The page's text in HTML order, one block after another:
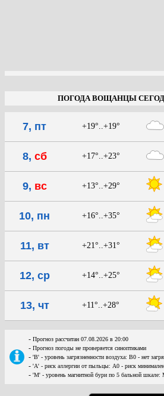
ПОГОДА ВОЩАНЦЫ
7, пт +19°..+19°
8, сб +17°..+23°
9, вс +13°..+29°
10, пн +16°..+35°
11, вт +21°..+31°
12, ср +14°..+25°
13, чт +11°..+28°
- Прогноз рассчитан 07.08.2026 в 20:00
- Прогноз погоды не проверяется синоптиками
- 'В' - уровень загрязненности воздуха: В0 - нет
- 'А' - риск аллергии от пыльцы: А0 - риск
- 'М' - уровень магнитной бури по 5 бальной шкале: